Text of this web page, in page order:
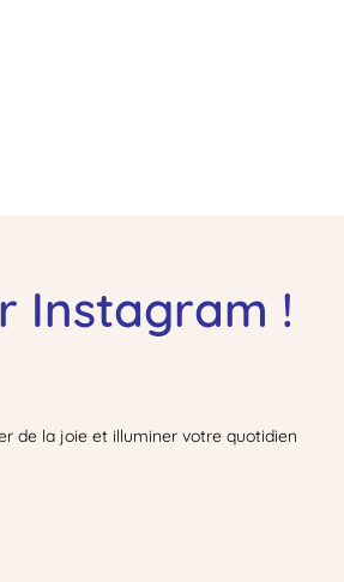
Instagram !
de la joie et illuminer votre quotidien